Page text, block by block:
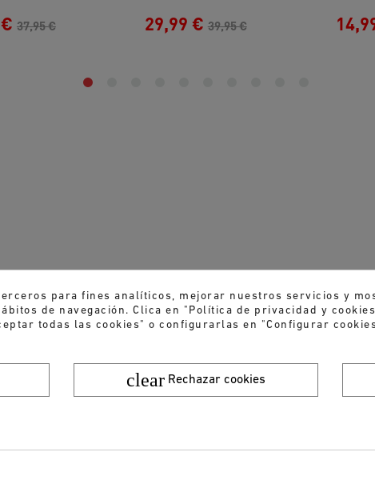
37,95 € 29,99 € 39,95 €
para fines analíticos, mejorar nuestros servicios y
de navegación. Clica en "Política de privacidad y
todas las cookies" o configurarlas en "Configurar
clear Rechazar cookies